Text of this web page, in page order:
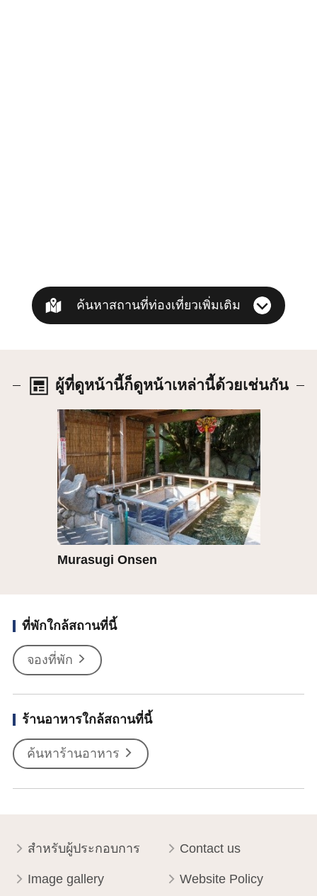
ค้นหาสถานที่ท่องเที่ยวเพิ่มเติม
ผู้ที่ดูหน้านี้ก็ดูหน้าเหล่านี้ด้วยเช่นกัน
Murasugi Onsen
รายละเอียด
ที่พักใกล้สถานที่นี้
จองที่พัก
ร้านอาหารใกล้สถานที่นี้
ค้นหาร้านอาหาร
สำหรับผู้ประกอบการ Contact us
Image gallery Website Policy